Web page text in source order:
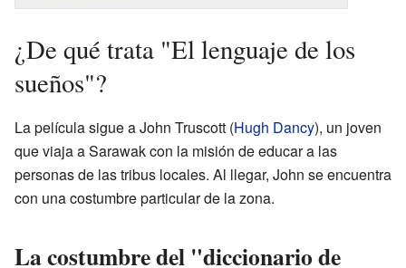
¿De qué trata "El lenguaje de los
sueños"?
La película sigue a John Truscott (Hugh Dancy), un joven
que viaja a Sarawak con la misión de educar a las
personas de las tribus locales. Al llegar, John se encuentra
con una costumbre particular de la zona.
La costumbre del "diccionario de